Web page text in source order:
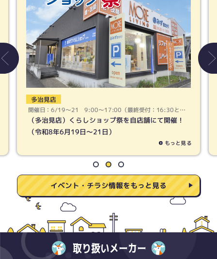
春日井店
開催日：6/19〜21 9:00〜17:00（最終受付：16:30とな
ります）
（春日井店）くらしショップ祭を自店舗にて開催！
（令和8年6月19日〜21日）
もっと見る
イベント・チラシ情報をもっと見る
取り扱いメーカー